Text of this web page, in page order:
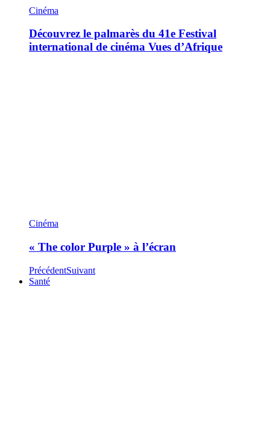
Cinéma
Découvrez le palmarès du 41e Festival
international de cinéma Vues d’Afrique
Cinéma
« The color Purple » à l’écran
PrécédentSuivant
Santé